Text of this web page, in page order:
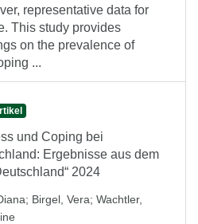
representative data for
This study provides
on the prevalence of
...
und Coping bei
Ergebnisse aus dem
2024
; Birgel, Vera; Wachtler,